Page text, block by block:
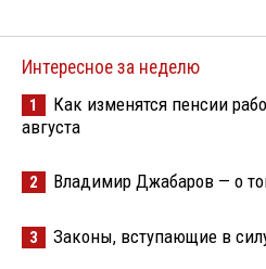
Интересное за неделю
1
Как изменятся пенсии
августа
2 Владимир Джабаров — о
3 Законы, вступающие в